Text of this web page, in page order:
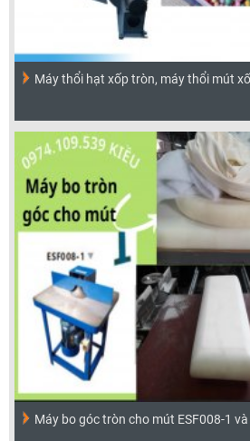
Máy thổi hạt xốp tròn, máy thổi mút
Máy bo góc tròn cho mút ESF008-1 và